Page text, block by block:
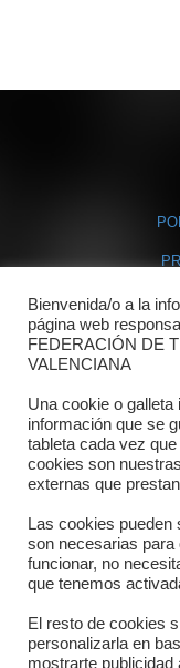
Bienvenida/o a la
página web
FEDERACIÓN DE
VALENCIANA
Una cookie o
información que se
tableta cada vez
cookies son
externas que
Las cookies
son necesarias para
funcionar, no
que tenemos
El resto de cookies
personalizarla en
mostrarte